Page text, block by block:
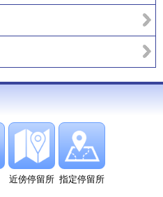
近傍停留所 指定停留所